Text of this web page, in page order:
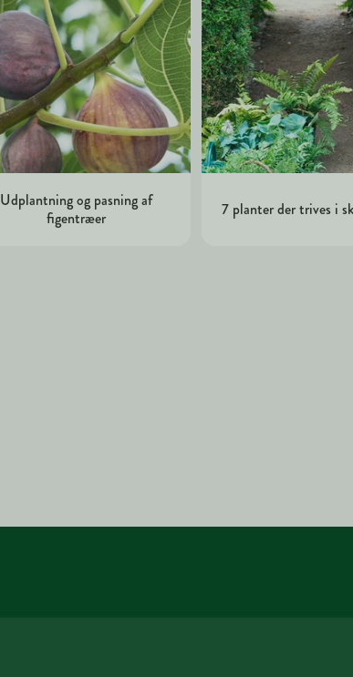
Udplantning og pasning af
figentræer
7 planter der trives i